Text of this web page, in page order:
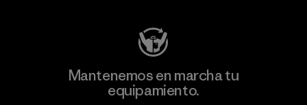
Mantenemos en marcha tu
equipamiento.